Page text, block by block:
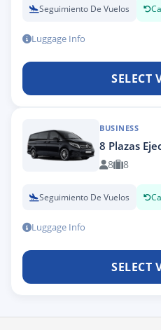
Seguimiento De Vuelos
Luggage Info
SELECT
BUSINESS
8 Plazas
8 8
Seguimiento De Vuelos
Luggage Info
SELECT